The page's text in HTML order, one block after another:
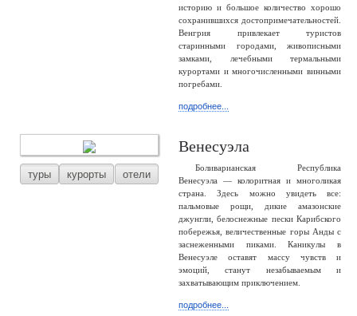
историю и большое количество хорошо
сохранившихся достопримечательностей.
Венгрия привлекает туристов
старинными городами, живописными
замками, лечебными термальными
курортами и многочисленными винными
погребами.
подробнее...
туры курорты отели
Венесуэла
Боливарианская Республика
Венесуэла — колоритная и многоликая
страна. Здесь можно увидеть все:
пальмовые рощи, дикие амазонские
джунгли, белоснежные пески Карибского
побережья, величественные горы Анды с
заснеженными пиками. Каникулы в
Венесуэле оставят массу чувств и
эмоций, станут незабываемым и
захватывающим приключением.
подробнее...